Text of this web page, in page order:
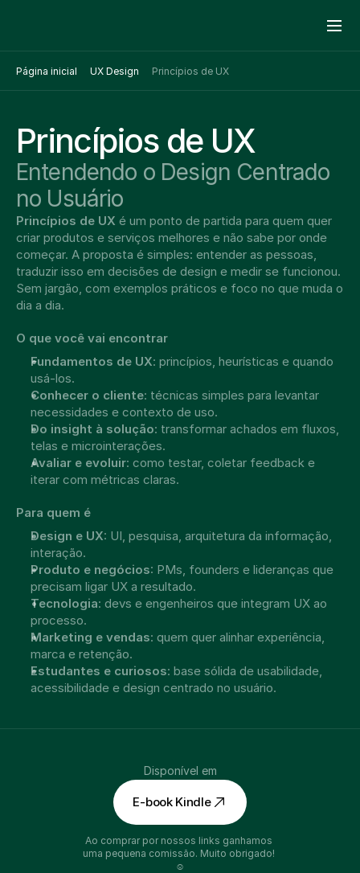
Página inicial UX Design Princípios de UX
Princípios de UX
Entendendo o Design Centrado
no Usuário
Princípios de UX é um ponto de partida para quem quer
criar produtos e serviços melhores e não sabe por onde
começar. A proposta é simples: entender as pessoas,
traduzir isso em decisões de design e medir se funcionou.
Sem jargão, com exemplos práticos e foco no que muda o
dia a dia.
O que você vai encontrar
Fundamentos de UX: princípios, heurísticas e quando
usá-los.
Conhecer o cliente: técnicas simples para levantar
necessidades e contexto de uso.
Do insight à solução: transformar achados em fluxos,
telas e microinterações.
Avaliar e evoluir: como testar, coletar feedback e
iterar com métricas claras.
Para quem é
Design e UX: UI, pesquisa, arquitetura da informação,
interação.
Produto e negócios: PMs, founders e lideranças que
precisam ligar UX a resultado.
Tecnologia: devs e engenheiros que integram UX ao
processo.
Marketing e vendas: quem quer alinhar experiência,
marca e retenção.
Estudantes e curiosos: base sólida de usabilidade,
acessibilidade e design centrado no usuário.
Disponível em
E-book Kindle
Ao comprar por nossos links ganhamos
uma pequena comissão. Muito obrigado!
☺️